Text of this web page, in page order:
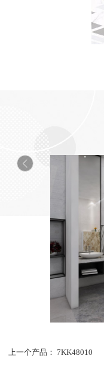
上一个产品： 7KK48010